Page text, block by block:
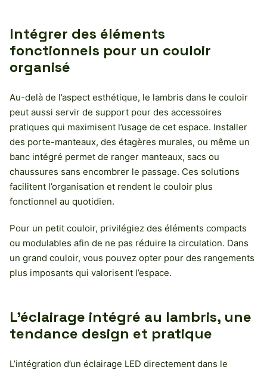
Intégrer des éléments
fonctionnels pour un couloir
organisé
Au-delà de l’aspect esthétique, le lambris dans le couloir
peut aussi servir de support pour des accessoires
pratiques qui maximisent l’usage de cet espace. Installer
des porte-manteaux, des étagères murales, ou même un
banc intégré permet de ranger manteaux, sacs ou
chaussures sans encombrer le passage. Ces solutions
facilitent l’organisation et rendent le couloir plus
fonctionnel au quotidien.
Pour un petit couloir, privilégiez des éléments compacts
ou modulables afin de ne pas réduire la circulation. Dans
un grand couloir, vous pouvez opter pour des rangements
plus imposants qui valorisent l’espace.
L’éclairage intégré au lambris, une
tendance design et pratique
L’intégration d’un éclairage LED directement dans le